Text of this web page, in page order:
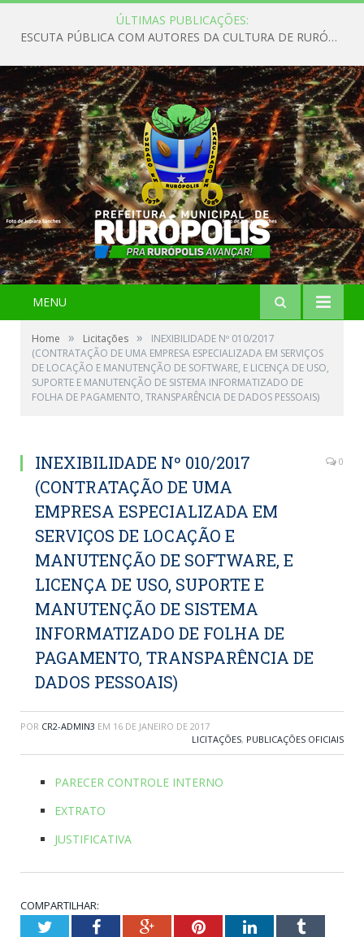
ÚLTIMAS PUBLICAÇÕES:
ESCUTA PÚBLICA COM AUTORES DA CULTURA DE RURÓPOLIS
MENU
Home » Licitações »
INEXIBILIDADE Nº 010/2017
(CONTRATAÇÃO DE UMA EMPRESA ESPECIALIZADA EM SERVIÇOS
DE LOCAÇÃO E MANUTENÇÃO DE SOFTWARE, E LICENÇA DE USO,
SUPORTE E MANUTENÇÃO DE SISTEMA INFORMATIZADO DE
FOLHA DE PAGAMENTO, TRANSPARÊNCIA DE DADOS PESSOAIS)
INEXIBILIDADE Nº 010/2017
(CONTRATAÇÃO DE UMA
EMPRESA ESPECIALIZADA EM
SERVIÇOS DE LOCAÇÃO E
MANUTENÇÃO DE SOFTWARE, E
LICENÇA DE USO, SUPORTE E
MANUTENÇÃO DE SISTEMA
INFORMATIZADO DE FOLHA DE
PAGAMENTO, TRANSPARÊNCIA DE
DADOS PESSOAIS)
0
POR CR2-ADMIN3 EM 16 DE JANEIRO DE 2017
LICITAÇÕES, PUBLICAÇÕES OFICIAIS
PARECER CONTROLE INTERNO
EXTRATO
JUSTIFICATIVA
COMPARTILHAR:
TwitterFacebookGoogle+PinterestLinkedInTumblr